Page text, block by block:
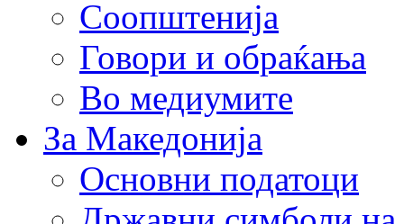
Соопштенија
Говори и обраќања
Во медиумите
За Македонија
Основни податоци